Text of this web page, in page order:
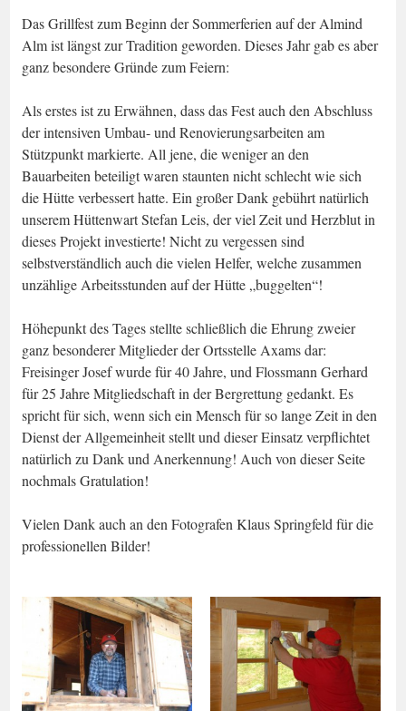
Das Grillfest zum Beginn der Sommerferien auf der Almind
Alm ist längst zur Tradition geworden. Dieses Jahr gab es aber
ganz besondere Gründe zum Feiern:
Als erstes ist zu Erwähnen, dass das Fest auch den Abschluss
der intensiven Umbau- und Renovierungsarbeiten am
Stützpunkt markierte. All jene, die weniger an den
Bauarbeiten beteiligt waren staunten nicht schlecht wie sich
die Hütte verbessert hatte. Ein großer Dank gebührt natürlich
unserem Hüttenwart Stefan Leis, der viel Zeit und Herzblut in
dieses Projekt investierte! Nicht zu vergessen sind
selbstverständlich auch die vielen Helfer, welche zusammen
unzählige Arbeitsstunden auf der Hütte „buggelten“!
Höhepunkt des Tages stellte schließlich die Ehrung zweier
ganz besonderer Mitglieder der Ortsstelle Axams dar:
Freisinger Josef wurde für 40 Jahre, und Flossmann Gerhard
für 25 Jahre Mitgliedschaft in der Bergrettung gedankt. Es
spricht für sich, wenn sich ein Mensch für so lange Zeit in den
Dienst der Allgemeinheit stellt und dieser Einsatz verpflichtet
natürlich zu Dank und Anerkennung! Auch von dieser Seite
nochmals Gratulation!
Vielen Dank auch an den Fotografen Klaus Springfeld für die
professionellen Bilder!